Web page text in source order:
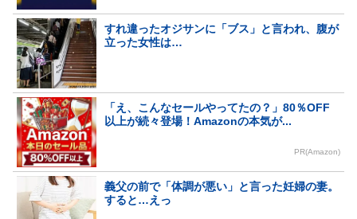
すれ違ったオジサンに「ブス」と言われ、腹が
立った女性は…
「え、こんなセールやってたの？」80％OFF
以上が続々登場！Amazonの本気が...
PR(Amazon)
義父の前で「体調が悪い」と言った妊婦の妻。
すると…えっ